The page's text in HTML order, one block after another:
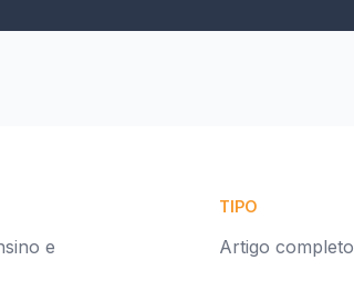
e
TIPO
Artigo completo